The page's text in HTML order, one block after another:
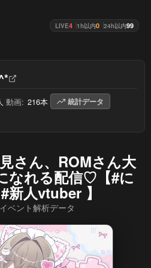
LIVE4 1h以内0 24h以内99
動画: 216本
統計データ
さん、ROMさん大
なれる配信♡【#に
人vtuber 】
ベント解析データ